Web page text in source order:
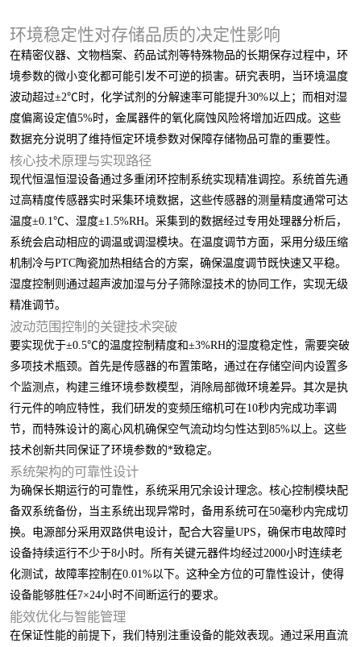
环境稳定性对存储品质的决定性影响
在精密仪器、文物档案、药品试剂等特殊物品的长期保存过程中，环
境参数的微小变化都可能引发不可逆的损害。研究表明，当环境温度
波动超过±2℃时，化学试剂的分解速率可能提升30%以上；而相对湿
度偏离设定值5%时，金属器件的氧化腐蚀风险将增加近四成。这些
数据充分说明了维持恒定环境参数对保障存储物品可靠的重要性。
核心技术原理与实现路径
现代恒温恒湿设备通过多重闭环控制系统实现精准调控。系统首先通
过高精度传感器实时采集环境数据，这些传感器的测量精度通常可达
温度±0.1℃、湿度±1.5%RH。采集到的数据经过专用处理器分析后，
系统会启动相应的调温或调湿模块。在温度调节方面，采用分级压缩
机制冷与PTC陶瓷加热相结合的方案，确保温度调节既快速又平稳。
湿度控制则通过超声波加湿与分子筛除湿技术的协同工作，实现无级
精准调节。
波动范围控制的关键技术突破
要实现优于±0.5℃的温度控制精度和±3%RH的湿度稳定性，需要突破
多项技术瓶颈。首先是传感器的布置策略，通过在存储空间内设置多
个监测点，构建三维环境参数模型，消除局部微环境差异。其次是执
行元件的响应特性，我们研发的变频压缩机可在10秒内完成功率调
节，而特殊设计的离心风机确保空气流动均匀性达到85%以上。这些
技术创新共同保证了环境参数的*致稳定。
系统架构的可靠性设计
为确保长期运行的可靠性，系统采用冗余设计理念。核心控制模块配
备双系统备份，当主系统出现异常时，备用系统可在50毫秒内完成切
换。电源部分采用双路供电设计，配合大容量UPS，确保市电故障时
设备持续运行不少于8小时。所有关键元器件均经过2000小时连续老
化测试，故障率控制在0.01%以下。这种全方位的可靠性设计，使得
设备能够胜任7×24小时不间断运行的要求。
能效优化与智能管理
在保证性能的前提下，我们特别注重设备的能效表现。通过采用直流